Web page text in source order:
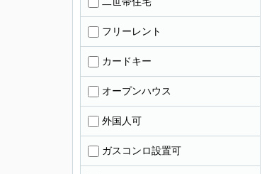
フリーレント
カードキー
オープンハウス
外国人可
ガスコンロ設置可